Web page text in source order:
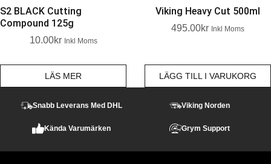
S2 BLACK Cutting
Compound 125g
10.00Kr Inkl Moms
LÄS MER
Viking Heavy Cut 500ml
495.00Kr Inkl Moms
LÄGG TILL I VARUKORG
Snabb Leverans Med DHL Viking Norden
Kända Varumärken Grym Support